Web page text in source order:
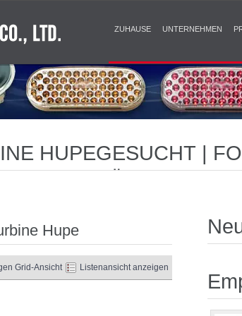
ZUHAUSE UNTERNEHMEN
HUPEGESUCHT |
FÜR OPTIMALE
Hupe
Listenansicht anzeigen
Grid-Ansicht